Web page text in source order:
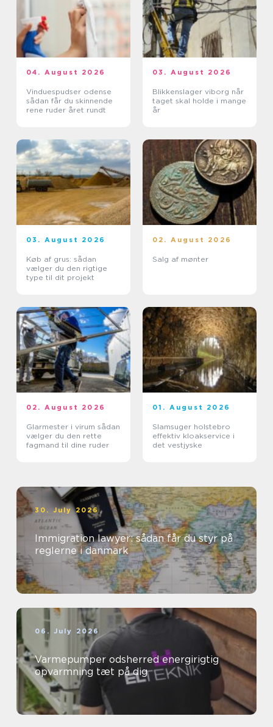
04. August 2026
Vinduespudser odense
sådan får du skinnende
rene ruder året rundt
03. August 2026
Blikkenslager viborg når
taget skal holde i mange
år
03. August 2026
Køb af grus: sådan
vælger du den rigtige
type til dit projekt
02. August 2026
Salg af mønter
02. August 2026
Glarmester i virum sådan
vælger du den rette
fagmand til dine ruder
01. August 2026
Slamsuger holstebro
effektiv kloakservice i
det vestjyske
30. July 2026
Immigration lawyer: sådan får du styr på
reglerne i danmark
06. July 2026
Varmepumper odsherred energirigtig
opvarmning tæt på dig